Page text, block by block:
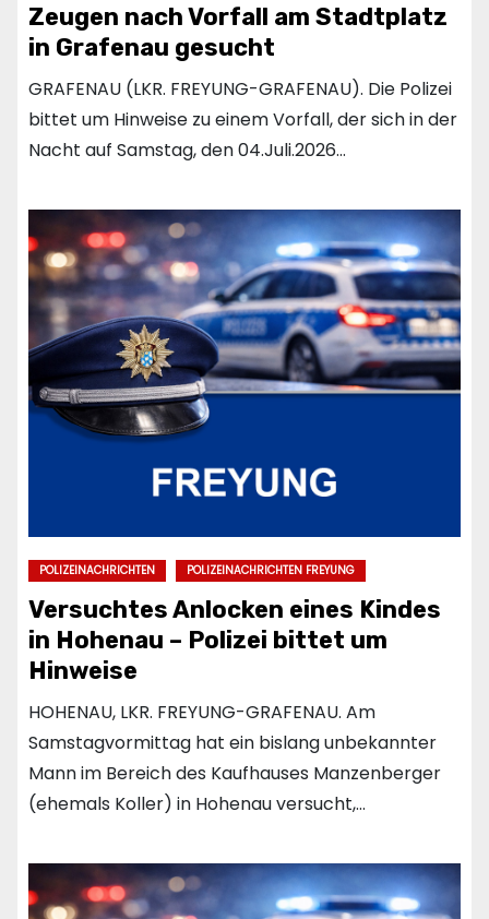
Zeugen nach Vorfall am Stadtplatz
in Grafenau gesucht
GRAFENAU (LKR. FREYUNG-GRAFENAU). Die Polizei
bittet um Hinweise zu einem Vorfall, der sich in der
Nacht auf Samstag, den 04.Juli.2026…
POLIZEINACHRICHTEN POLIZEINACHRICHTEN FREYUNG
Versuchtes Anlocken eines Kindes
in Hohenau – Polizei bittet um
Hinweise
HOHENAU, LKR. FREYUNG-GRAFENAU. Am
Samstagvormittag hat ein bislang unbekannter
Mann im Bereich des Kaufhauses Manzenberger
(ehemals Koller) in Hohenau versucht,…